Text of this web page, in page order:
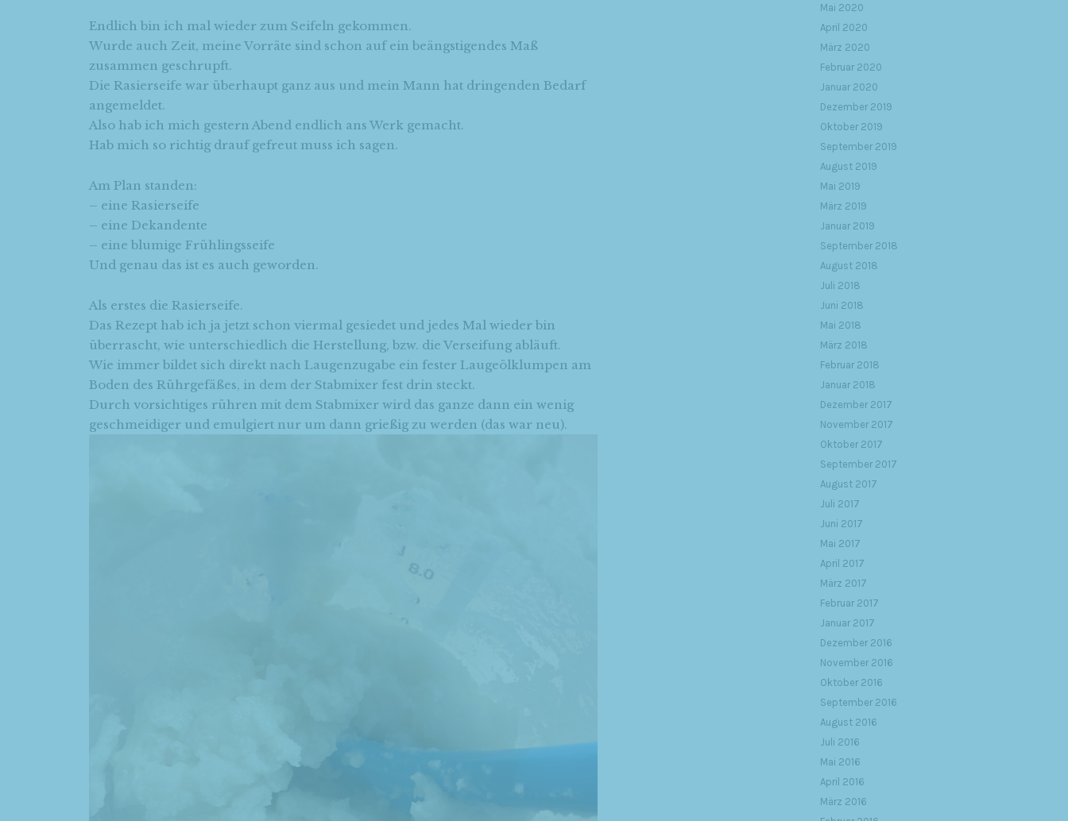
Endlich bin ich mal wieder zum Seifeln gekommen.
Wurde auch Zeit, meine Vorräte sind schon auf ein beängstigendes Maß
zusammen geschrupft.
Die Rasierseife war überhaupt ganz aus und mein Mann hat dringenden Bedarf
angemeldet.
Also hab ich mich gestern Abend endlich ans Werk gemacht.
Hab mich so richtig drauf gefreut muss ich sagen.
Am Plan standen:
– eine Rasierseife
– eine Dekandente
– eine blumige Frühlingsseife
Und genau das ist es auch geworden.
Als erstes die Rasierseife.
Das Rezept hab ich ja jetzt schon viermal gesiedet und jedes Mal wieder bin
überrascht, wie unterschiedlich die Herstellung, bzw. die Verseifung abläuft.
Wie immer bildet sich direkt nach Laugenzugabe ein fester Laugeölklumpen am
Boden des Rührgefäßes, in dem der Stabmixer fest drin steckt.
Durch vorsichtiges rühren mit dem Stabmixer wird das ganze dann ein wenig
geschmeidiger und emulgiert nur um dann grießig zu werden (das war neu).
Mai 2020
April 2020
März 2020
Februar 2020
Januar 2020
Dezember 2019
Oktober 2019
September 2019
August 2019
Mai 2019
März 2019
Januar 2019
September 2018
August 2018
Juli 2018
Juni 2018
Mai 2018
März 2018
Februar 2018
Januar 2018
Dezember 2017
November 2017
Oktober 2017
September 2017
August 2017
Juli 2017
Juni 2017
Mai 2017
April 2017
März 2017
Februar 2017
Januar 2017
Dezember 2016
November 2016
Oktober 2016
September 2016
August 2016
Juli 2016
Mai 2016
April 2016
März 2016